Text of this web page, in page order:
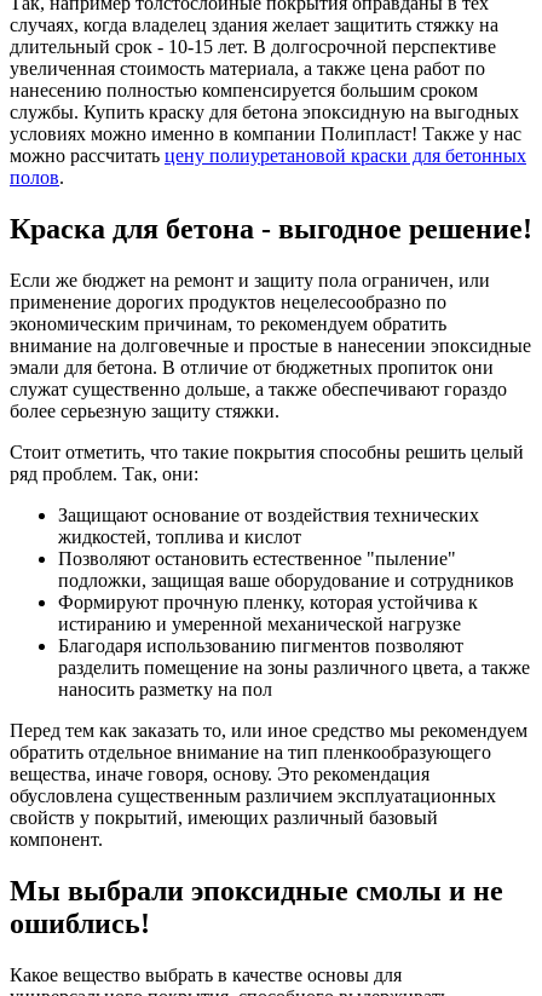
случаях, когда владелец здания желает защитить стяжку на
длительный срок - 10-15 лет. В долгосрочной перспективе
увеличенная стоимость материала, а также цена работ по
нанесению полностью компенсируется большим сроком
службы. Купить краску для бетона эпоксидную на выгодных
условиях можно именно в компании Полипласт! Также у нас
можно рассчитать цену полиуретановой краски для бетонных
полов.
Краска для бетона - выгодное решение!
Если же бюджет на ремонт и защиту пола ограничен, или
применение дорогих продуктов нецелесообразно по
экономическим причинам, то рекомендуем обратить
внимание на долговечные и простые в нанесении эпоксидные
эмали для бетона. В отличие от бюджетных пропиток они
служат существенно дольше, а также обеспечивают гораздо
более серьезную защиту стяжки.
Стоит отметить, что такие покрытия способны решить целый
ряд проблем. Так, они:
Защищают основание от воздействия технических
жидкостей, топлива и кислот
Позволяют остановить естественное "пыление"
подложки, защищая ваше оборудование и сотрудников
Формируют прочную пленку, которая устойчива к
истиранию и умеренной механической нагрузке
Благодаря использованию пигментов позволяют
разделить помещение на зоны различного цвета, а также
наносить разметку на пол
Перед тем как заказать то, или иное средство мы рекомендуем
обратить отдельное внимание на тип пленкообразующего
вещества, иначе говоря, основу. Это рекомендация
обусловлена существенным различием эксплуатационных
свойств у покрытий, имеющих различный базовый
компонент.
Мы выбрали эпоксидные смолы и не
ошиблись!
Какое вещество выбрать в качестве основы для